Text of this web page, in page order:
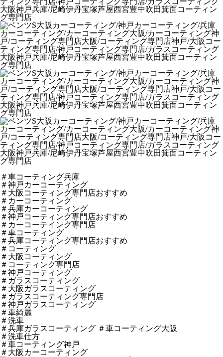
＃車コーティング兵庫
＃神戸カーコーティング
＃大阪コーティング専門店おすすめ
＃カーコーティング
＃兵庫カーコーティング
＃神戸コーティング専門店おすすめ
＃カーコーテイング専門店
＃車コーティング
＃兵庫コーティング専門店おすすめ
＃コーティング
＃大阪コーティング
＃コーティング専門店
＃神戸コーティング
＃ガラスコーティング
＃大阪ガラスコーティング
＃ガラスコーティング専門店
＃神戸ガラスコーティング
＃車綺麗
＃洗車
＃兵庫ガラスコーティング ＃車コーティング大阪
＃洗車仕方
＃車コーティング神戸
＃大阪カーコーティング